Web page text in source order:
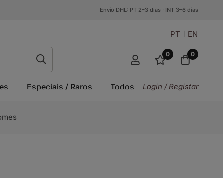
Envio DHL: PT 2–3 dias · INT 3–6 dias
PT EN
0 0
Especiais / Raros Todos Login / Registar